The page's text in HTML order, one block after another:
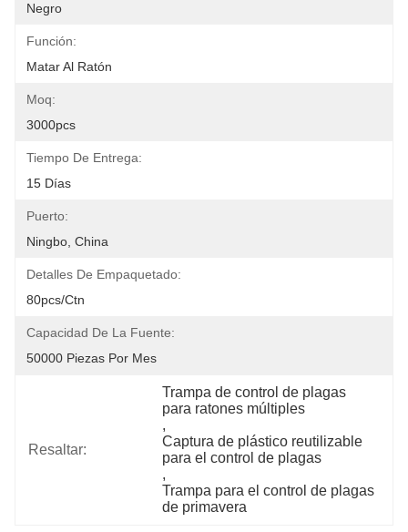
Negro
Función:
Matar Al Ratón
Moq:
3000pcs
Tiempo De Entrega:
15 Días
Puerto:
Ningbo, China
Detalles De Empaquetado:
80pcs/ctn
Capacidad De La Fuente:
50000 Piezas Por Mes
Resaltar:
Trampa de control de plagas
para ratones múltiples
,
Captura de plástico reutilizable
para el control de plagas
,
Trampa para el control de plagas
de primavera